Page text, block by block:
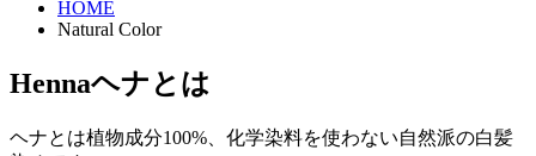
HOME
Natural Color
Hennaヘナとは
ヘナとは植物成分100%、化学染料を使わない自然派の白髪